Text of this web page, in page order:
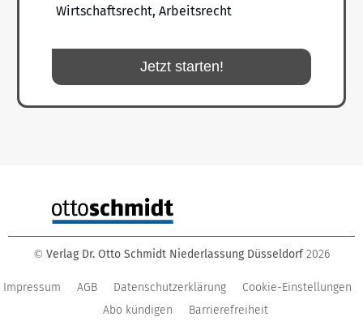
Wirtschaftsrecht, Arbeitsrecht
Jetzt starten!
© Verlag Dr. Otto Schmidt Niederlassung Düsseldorf 2026
Impressum AGB Datenschutzerklärung
Cookie-Einstellungen
Abo kündigen
Barrierefreiheit